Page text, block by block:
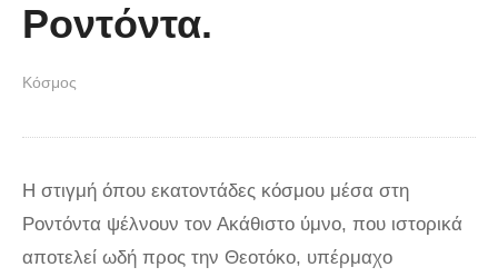
όταν έπεσε απλά ΔΕΝ περιγράφεται!
Ροντόντα.
Κόσμος
Η στιγμή όπου εκατοντάδες κόσμου μέσα στη
Ροντόντα ψέλνουν τον Ακάθιστο ύμνο, που ιστορικά
αποτελεί ωδή προς την Θεοτόκο, υπέρμαχο